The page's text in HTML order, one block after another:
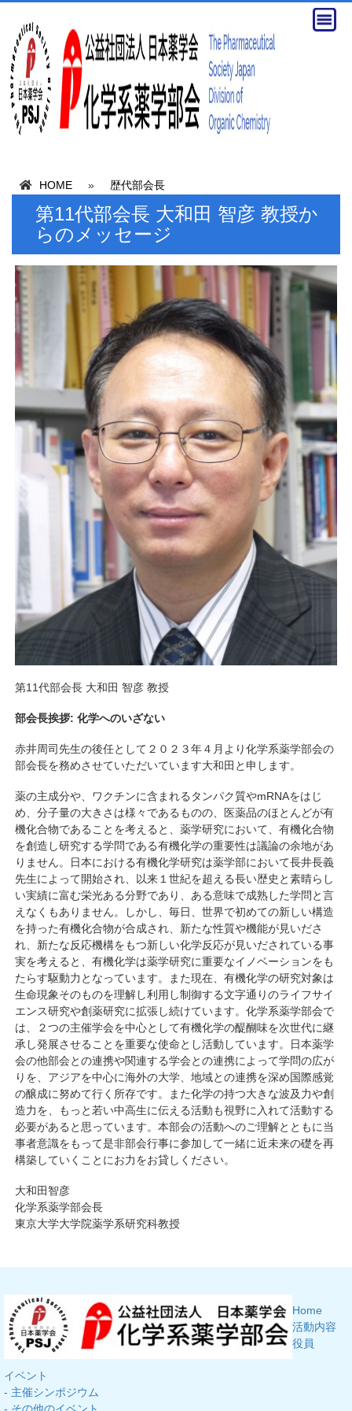
HOME » 歴代部会長
第11代部会長 大和田 智彦 教授か
らのメッセージ
第11代部会長 大和田 智彦 教授
部会長挨拶: 化学へのいざない
赤井周司先生の後任として２０２３年４月より化学系薬学部会の
部会長を務めさせていただいています大和田と申します。
薬の主成分や、ワクチンに含まれるタンパク質やmRNAをはじ
め、分子量の大きさは様々であるものの、医薬品のほとんどが有
機化合物であることを考えると、薬学研究において、有機化合物
を創造し研究する学問である有機化学の重要性は議論の余地があ
りません。日本における有機化学研究は薬学部において長井長義
先生によって開始され、以来１世紀を超える長い歴史と素晴らし
い実績に富む栄光ある分野であり、ある意味で成熟した学問と言
えなくもありません。しかし、毎日、世界で初めての新しい構造
を持った有機化合物が合成され、新たな性質や機能が見いださ
れ、新たな反応機構をもつ新しい化学反応が見いだされている事
実を考えると、有機化学は薬学研究に重要なイノベーションをも
たらす駆動力となっています。また現在、有機化学の研究対象は
生命現象そのものを理解し利用し制御する文字通りのライフサイ
エンス研究や創薬研究に拡張し続けています。化学系薬学部会で
は、２つの主催学会を中心として有機化学の醍醐味を次世代に継
承し発展させることを重要な使命とし活動しています。日本薬学
会の他部会との連携や関連する学会との連携によって学問の広が
りを、アジアを中心に海外の大学、地域との連携を深め国際感覚
の醸成に努めて行く所存です。また化学の持つ大きな波及力や創
造力を、もっと若い中高生に伝える活動も視野に入れて活動する
必要があると思っています。本部会の活動へのご理解とともに当
事者意識をもって是非部会行事に参加して一緒に近未来の礎を再
構築していくことにお力をお貸しください。
大和田智彦
化学系薬学部会長
東京大学大学院薬学系研究科教授
Home
活動内容
役員
イベント
- 主催シンポジウム